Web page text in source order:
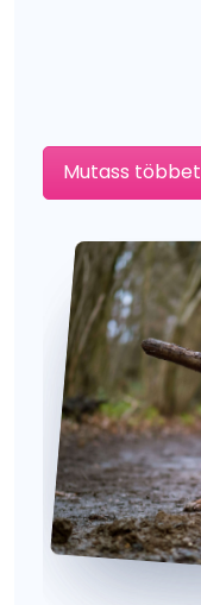
Mutass többet